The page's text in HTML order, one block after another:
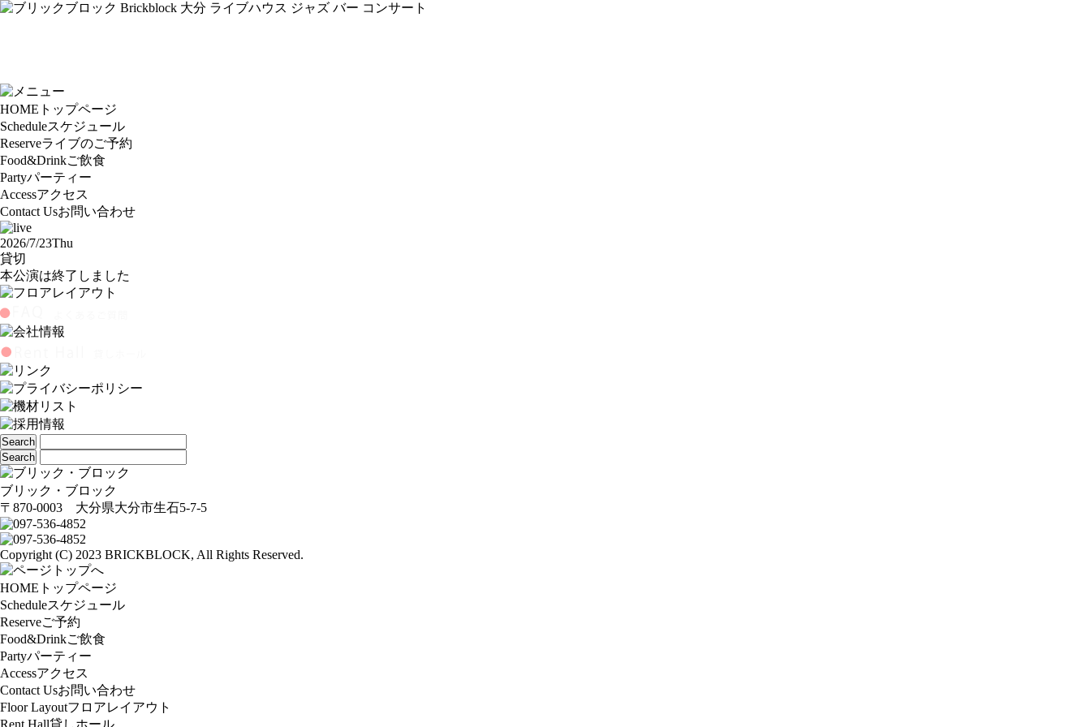
HOME トップページ
Scheduleスケジュール
Reserveライブのご予約
Food&Drinkご飲食
Partyパーティー
Accessアクセス
Contact Usお問い合わせ
2026/7/23Thu
貸切
本公演は終了しました
ブリック・ブロック
〒870-0003 大分県大分市生石5-7-5
Copyright (C) 2023 BRICKBLOCK, All Rights Reserved.
HOME トップページ
Scheduleスケジュール
Reserveご予約
Food&Drinkご飲食
Partyパーティー
Accessアクセス
Contact Usお問い合わせ
Floor Layoutフロアレイアウト
Rent Hall貸しホール